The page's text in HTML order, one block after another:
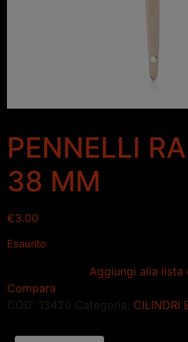
PENNELLI
38 MM
€3.00
Esaurito
Aggiungi alla lista
Compara
COD: 13420 Categoria: CILINDRI